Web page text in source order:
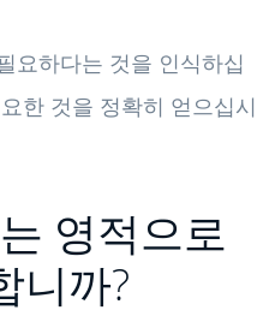
요하다는 것을 인식하십
한 것을 정확히 얻으십시
영적으로
니까?